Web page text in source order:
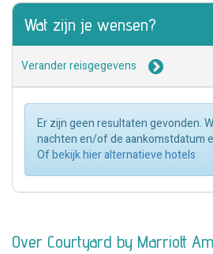
Wat zijn je wensen?
Verander reisgegevens
Er zijn geen resultaten gevonden.
nachten en/of de aankomstdatum
Ofbekijk hier alternatieve hotels
Over Courtyard by Marriott